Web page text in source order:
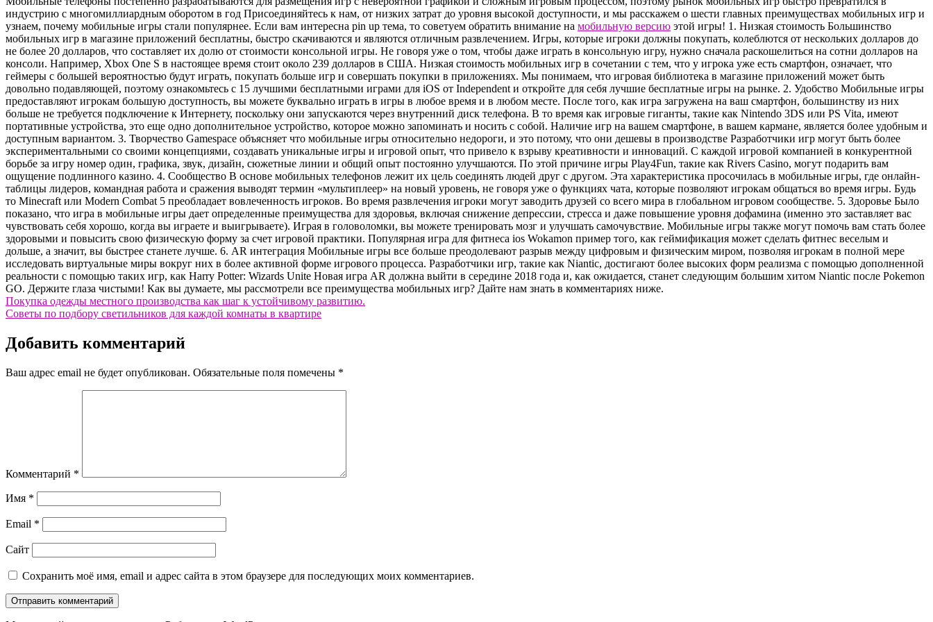
индустрию с многомиллиардным оборотом в год Присоединяйтесь к нам, от низких затрат до уровня высокой доступности, и мы расскажем о шести главных преимуществах мобильных игр и
узнаем, почему мобильные игры стали популярнее. Если вам интересна pin up тема, то советуем обратить внимание на мобильную версию этой игры! 1. Низкая стоимость Большинство
мобильных игр в магазине приложений бесплатны, быстро скачиваются и являются отличным развлечением. Игры, которые игроки должны покупать, колеблются от нескольких долларов до
не более 20 долларов, что составляет их долю от стоимости консольной игры. Не говоря уже о том, чтобы даже играть в консольную игру, нужно сначала раскошелиться на сотни долларов на
консоли. Например, Xbox One S в настоящее время стоит около 239 долларов в США. Низкая стоимость мобильных игр в сочетании с тем, что у игрока уже есть смартфон, означает, что
геймеры с большей вероятностью будут играть, покупать больше игр и совершать покупки в приложениях. Мы понимаем, что игровая библиотека в магазине приложений может быть
довольно подавляющей, поэтому ознакомьтесь с 15 лучшими бесплатными играми для iOS от Independent и откройте для себя лучшие бесплатные игры на рынке. 2. Удобство Мобильные игры
предоставляют игрокам большую доступность, вы можете буквально играть в игры в любое время и в любом месте. После того, как игра загружена на ваш смартфон, большинству из них
больше не требуется подключение к Интернету, поскольку они запускаются через внутренний диск телефона. В то время как игровые гиганты, такие как Nintendo 3DS или PS Vita, имеют
портативные устройства, это еще одно дополнительное устройство, которое можно запоминать и носить с собой. Наличие игр на вашем смартфоне, в вашем кармане, является более удобным и
доступным вариантом. 3. Творчество Gamespace объясняет что мобильные игры относительно недороги, и это потому, что они дешевы в производстве Разработчики игр могут быть более
экспериментальными со своими концепциями, создавать уникальные игры и игровой опыт, что привело к взрыву креативности и инноваций. С каждой игровой компанией в конкурентной
борьбе за игру номер один, графика, звук, дизайн, сюжетные линии и общий опыт постоянно улучшаются. По этой причине игры Play4Fun, такие как Rivers Casino, могут подарить вам
ощущение подлинного казино. 4. Сообщество В основе мобильных телефонов лежит их цель соединять людей друг с другом. Эта характеристика просочилась в мобильные игры, где онлайн-
таблицы лидеров, командная работа и сражения выводят термин «мультиплеер» на новый уровень, не говоря уже о функциях чата, которые позволяют игрокам общаться во время игры. Будь
то Minecraft или Modern Combat 5 преобладает вовлеченность игроков. Во время развлечения игроки могут заводить друзей со всего мира в глобальном игровом сообществе. 5. Здоровье Было
показано, что игра в мобильные игры дает определенные преимущества для здоровья, включая снижение депрессии, стресса и даже повышение уровня дофамина (именно это заставляет вас
чувствовать себя хорошо, когда вы играете и выигрываете). Играя в головоломки, вы можете тренировать мозг и улучшать самочувствие. Мобильные игры также могут помочь вам стать более
здоровыми и повысить свою физическую форму за счет игровой практики. Популярная игра для фитнеса ios Wokamon пример того, как геймификация может сделать фитнес веселым и
дольше, а значит, вы быстрее станете лучше. 6. AR интеграция Мобильные игры все больше преодолевают разрыв между цифровым и физическим миром, позволяя игрокам в полной мере
исследовать виртуальные миры вокруг них в более активной форме игрового процесса. Разработчики игр, такие как Niantic, достигают более высоких форм реализма с помощью дополненной
реальности с помощью таких игр, как Harry Potter: Wizards Unite Новая игра AR должна выйти в середине 2018 года и, как ожидается, станет следующим большим хитом Niantic после Pokemon
GO. Держите глаза чистыми! Как вы думаете, мы рассмотрели все преимущества мобильных игр? Дайте нам знать в комментариях ниже.
Навигация
по
записям
Покупка одежды местного производства как шаг к устойчивому развитию.
Советы по подбору светильников для каждой комнаты в квартире
Добавить комментарий
Ваш адрес email не будет опубликован. Обязательные поля помечены *
Комментарий *
Имя *
Email *
Сайт
Сохранить моё имя, email и адрес сайта в этом браузере для последующих моих комментариев.